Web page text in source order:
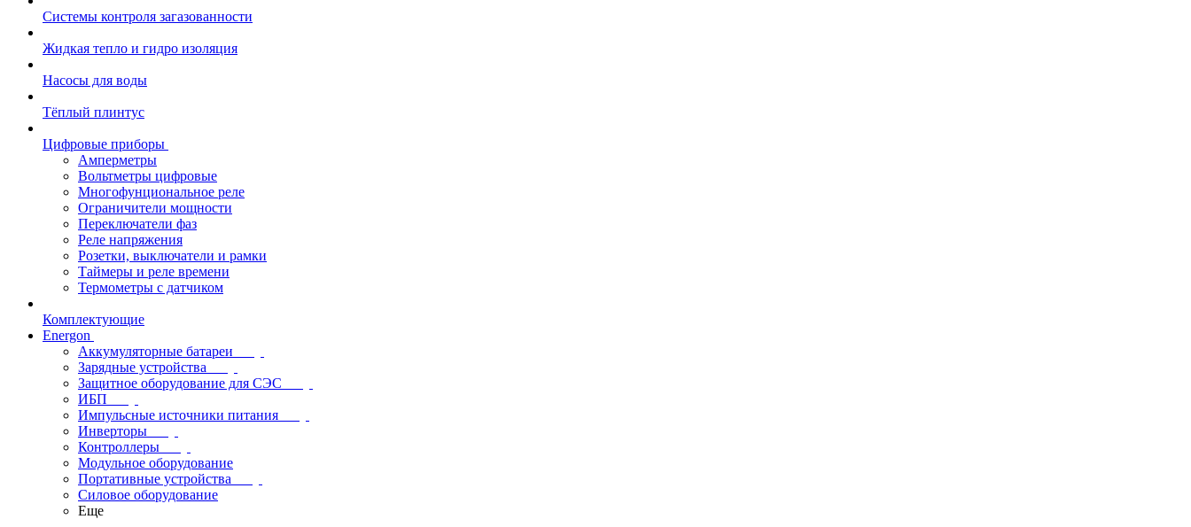
Системы контроля загазованности
Жидкая тепло и гидро изоляция
Насосы для воды
Тёплый плинтус
Цифровые приборы
Амперметры
Вольтметры цифровые
Многофунциональное реле
Ограничители мощности
Переключатели фаз
Реле напряжения
Розетки, выключатели и рамки
Таймеры и реле времени
Термометры c датчиком
Комплектующие
Energon
Аккумуляторные батареи
Зарядные устройства
Защитное оборудование для СЭС
ИБП
Импульсные источники питания
Инверторы
Контроллеры
Модульное оборудование
Портативные устройства
Силовое оборудование
Еще